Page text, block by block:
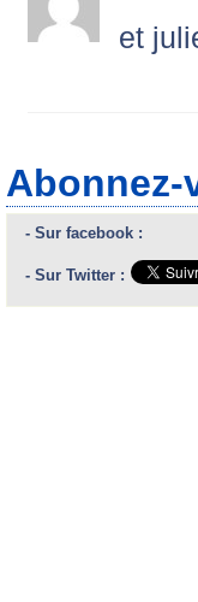
et
Abonnez-
- Sur facebook :
- Sur Twitter :